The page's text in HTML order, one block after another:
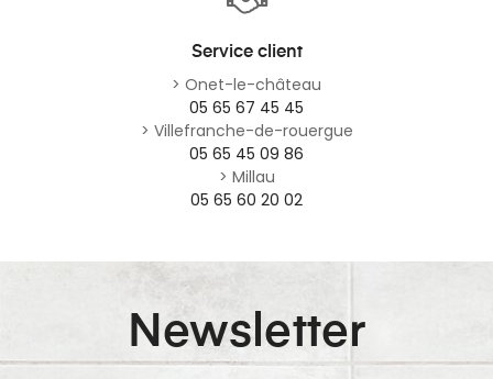
Service client
> Onet-le-château
05 65 67 45 45
> Villefranche-de-rouergue
05 65 45 09 86
> Millau
05 65 60 20 02
Newsletter